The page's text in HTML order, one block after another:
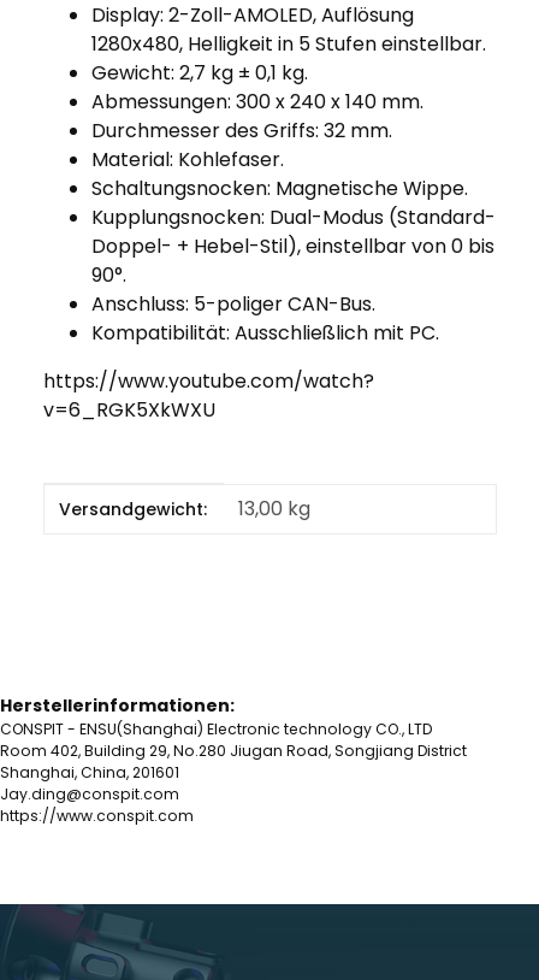
Display: 2-Zoll-AMOLED, Auflösung
1280x480, Helligkeit in 5 Stufen einstellbar.
Gewicht: 2,7 kg ± 0,1 kg.
Abmessungen: 300 x 240 x 140 mm.
Durchmesser des Griffs: 32 mm.
Material: Kohlefaser.
Schaltungsnocken: Magnetische Wippe.
Kupplungsnocken: Dual-Modus (Standard-
Doppel- + Hebel-Stil), einstellbar von 0 bis
90°.
Anschluss: 5-poliger CAN-Bus.
Kompatibilität: Ausschließlich mit PC.
https://www.youtube.com/watch?
v=6_RGK5XkWXU
Produkteigenschaft
Wert
Versandgewicht: 13,00 kg
Herstellerinformationen:
CONSPIT - ENSU(Shanghai) Electronic technology CO., LTD
Room 402, Building 29, No.280 Jiugan Road, Songjiang District
Shanghai, China, 201601
Jay.ding@conspit.com
https://www.conspit.com